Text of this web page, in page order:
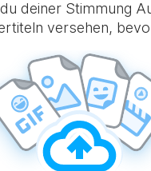
deiner Stimmung
versehen,